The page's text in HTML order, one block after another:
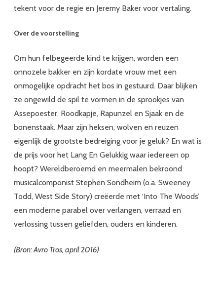
tekent voor de regie en Jeremy Baker voor vertaling.
Over de voorstelling
Om hun felbegeerde kind te krijgen, worden een
onnozele bakker en zijn kordate vrouw met een
onmogelijke opdracht het bos in gestuurd. Daar blijken
ze ongewild de spil te vormen in de sprookjes van
Assepoester, Roodkapje, Rapunzel en Sjaak en de
bonenstaak. Maar zijn heksen, wolven en reuzen
eigenlijk de grootste bedreiging voor je geluk? En wat is
de prijs voor het Lang En Gelukkig waar iedereen op
hoopt? Wereldberoemd en meermalen bekroond
musicalcomponist Stephen Sondheim (o.a. Sweeney
Todd, West Side Story) creëerde met ‘Into The Woods’
een moderne parabel over verlangen, verraad en
verlossing tussen geliefden, ouders en kinderen.
(Bron: Avro Tros, april 2016)